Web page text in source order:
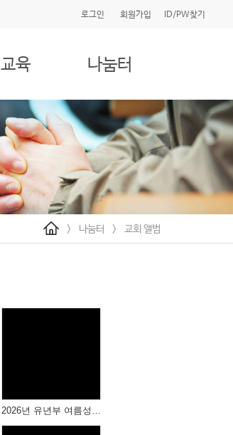
로그인 회원가입 ID/PW찾기
교육 나눔터
> 나눔터 > 교회 앨범
2026년 유년부 여름성경학교 -2